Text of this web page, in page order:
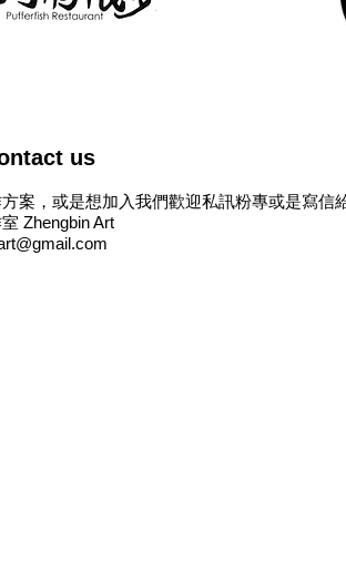
us
案，或是想加入我們歡迎私訊粉專或是寫信
Zhengbin Art